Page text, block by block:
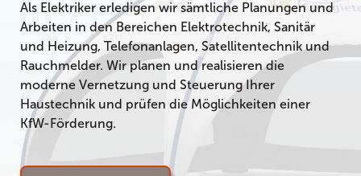
Als Elektriker erledigen wir sämtliche Planungen und
Arbeiten in den Bereichen Elektrotechnik, Sanitär
und Heizung, Telefonanlagen, Satellitentechnik und
Rauchmelder. Wir planen und realisieren die
moderne Vernetzung und Steuerung Ihrer
Haustechnik und prüfen die Möglichkeiten einer
KfW-Förderung.